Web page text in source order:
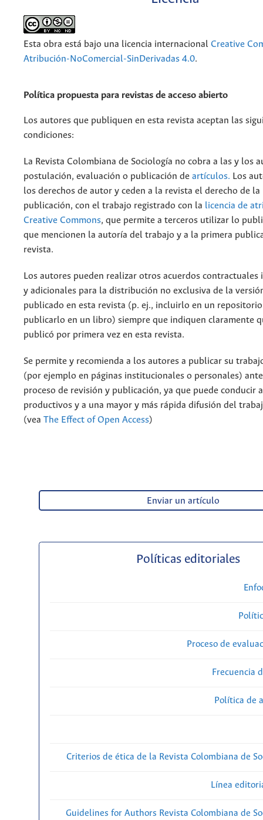
Esta obra está bajo una licencia internacional Creative
Atribución-NoComercial-SinDerivadas 4.0.
Política propuesta para revistas de acceso abierto
Los autores que publiquen en esta revista aceptan las
condiciones:
La Revista Colombiana de Sociología no cobra a las y los
postulación, evaluación o publicación de artículos. Los
los derechos de autor y ceden a la revista el derecho de la
publicación, con el trabajo registrado con la licencia de
Creative Commons, que permite a terceros utilizar lo
que mencionen la autoría del trabajo y a la primera
revista.
Los autores pueden realizar otros acuerdos contractuales
y adicionales para la distribución no exclusiva de la
publicado en esta revista (p. ej., incluirlo en un
publicarlo en un libro) siempre que indiquen claramente
publicó por primera vez en esta revista.
Se permite y recomienda a los autores a publicar su
(por ejemplo en páginas institucionales o personales)
proceso de revisión y publicación, ya que puede conducir
productivos y a una mayor y más rápida difusión del
(vea The Effect of Open Access)
Enviar un artículo
Políticas editoriales
Proceso de
Frecuencia
Política de
Criterios de ética de la Revista Colombiana de
Línea
Guidelines for Authors Revista Colombiana de